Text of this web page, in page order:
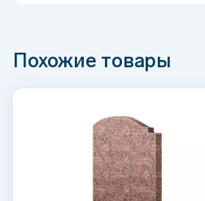
Похожие товары